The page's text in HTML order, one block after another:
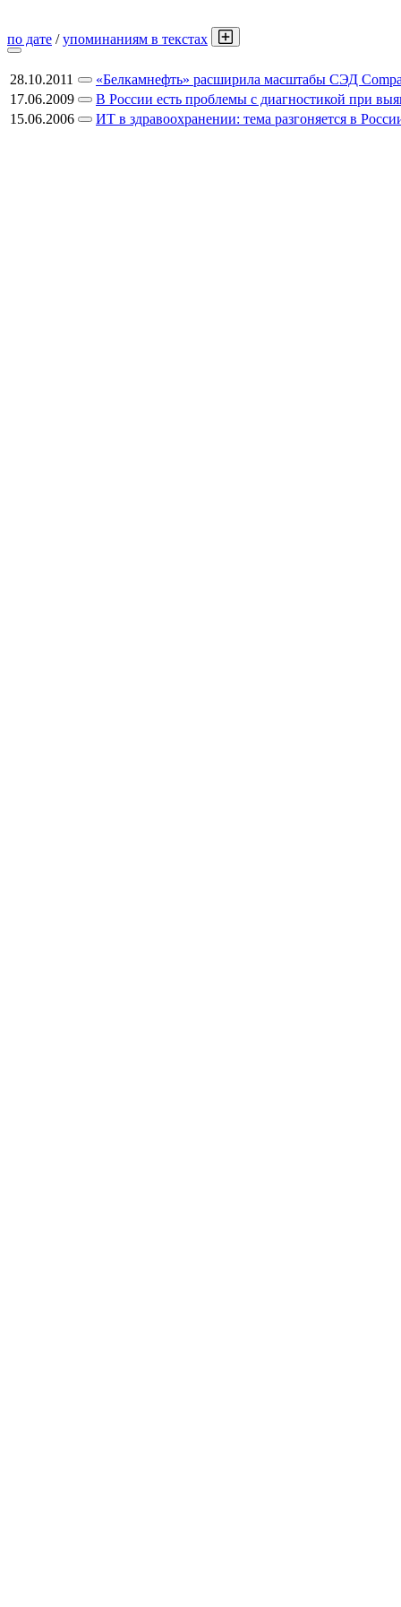
по дате /упоминаниям в текстах
28.10.2011
«Белкамнефть» расширила масштабы СЭД
17.06.2009
В России есть проблемы с диагностикой при
15.06.2006
ИТ в здравоохранении: тема разгоняется в